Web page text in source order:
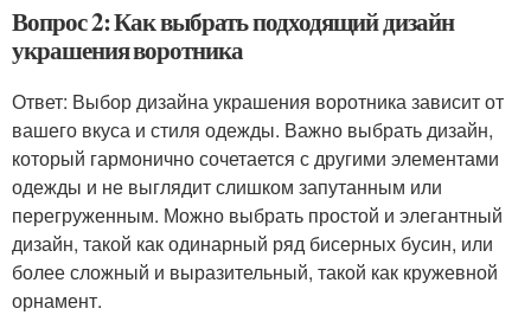
Вопрос 2: Как выбрать подходящий дизайн
украшения воротника
Ответ: Выбор дизайна украшения воротника зависит от
вашего вкуса и стиля одежды. Важно выбрать дизайн,
который гармонично сочетается с другими элементами
одежды и не выглядит слишком запутанным или
перегруженным. Можно выбрать простой и элегантный
дизайн, такой как одинарный ряд бисерных бусин, или
более сложный и выразительный, такой как кружевной
орнамент.